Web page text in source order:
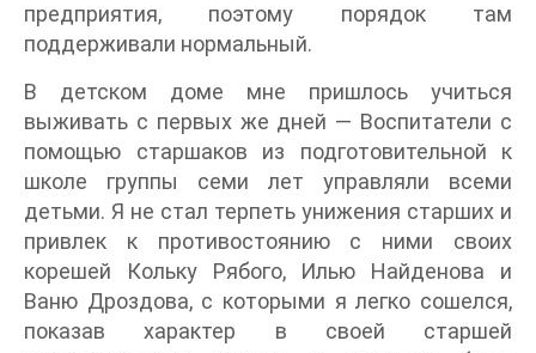
предприятия, поэтому порядок там
поддерживали нормальный.
В детском доме мне пришлось учиться
выживать с первых же дней — Воспитатели с
помощью старшаков из подготовительной к
школе группы семи лет управляли всеми
детьми. Я не стал терпеть унижения старших и
привлек к противостоянию с ними своих
корешей Кольку Рябого, Илью Найденова и
Ваню Дроздова, с которыми я легко сошелся,
показав характер в своей старшей